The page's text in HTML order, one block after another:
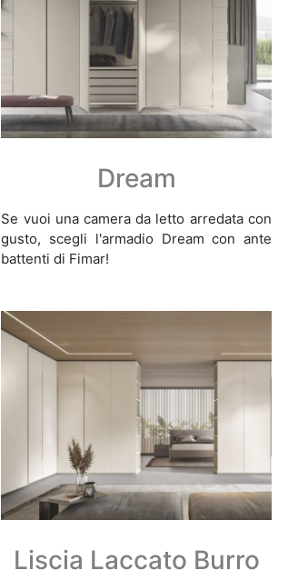
Dream
Se vuoi una camera da letto arredata con
gusto, scegli l'armadio Dream con ante
battenti di Fimar!
Liscia Laccato Burro